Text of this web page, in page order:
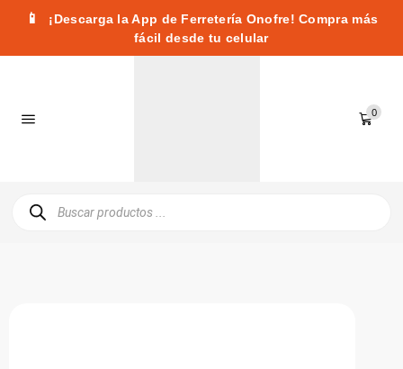
📱
¡Descarga la App de Ferretería Onofre! Compra más
fácil desde tu celular
0